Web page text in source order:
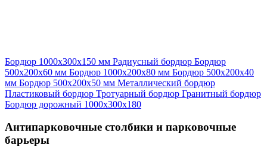
Бордюр 1000х300х150 мм Радиусный бордюр Бордюр
500х200х60 мм Бордюр 1000х200х80 мм Бордюр 500х200х40
мм Бордюр 500х200х50 мм Металлический бордюр
Пластиковый бордюр Тротуарный бордюр Гранитный бордюр
Бордюр дорожный 1000х300х180
Антипарковочные столбики и парковочные
барьеры